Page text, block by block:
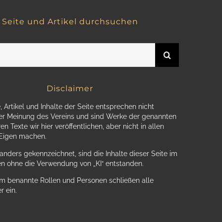
Seite und Artikel durchsuchen
Disclaimer
Artikel und Inhalte der Seite entsprechen nicht
Meinung des Vereins und sind Werke der genannten
Texte wir hier veröffentlichen, aber nicht in allen
machen.
gekennzeichnet, sind die Inhalte dieser Seite im
ohne die Verwendung von „KI“ entstanden.
benannte Rollen und Personen schließen alle
ein.